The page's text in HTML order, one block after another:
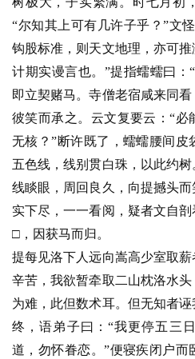
公
益
慈
善
佛
教
人
物
寺
院
巡
礼
视
登录
“尔知其上可有几许子乎？”文
钩股标准，则天文地理，亦可推
计期实谩言也。”提指蠕蠕曰：
即立契赌马。寺僧老宿咸来同
彼笑而承之。云文复要云：“
无核？”断许既了，蠕蠕腰间皮
五色线，线别贯白珠，以此约
线睒眼，周回良久，向提撼头
实下尽，一一看阅，疑者文自
□，因获马而归。
提每见洛下人远向嵩高少室取
辛苦，我欲暂牵取二山枕洛水
为难，此但数术耳。但无知者
终，语弟子曰：“我更停五三
道，勿怀眷恋。”便寝疾闭户